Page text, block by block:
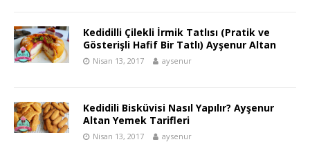
Kedidilli Çilekli İrmik Tatlısı (Pratik ve
Gösterişli Hafif Bir Tatlı) Ayşenur Altan
Nisan 13, 2017 aysenur
Kedidili Bisküvisi Nasıl Yapılır? Ayşenur
Altan Yemek Tarifleri
Nisan 13, 2017 aysenur